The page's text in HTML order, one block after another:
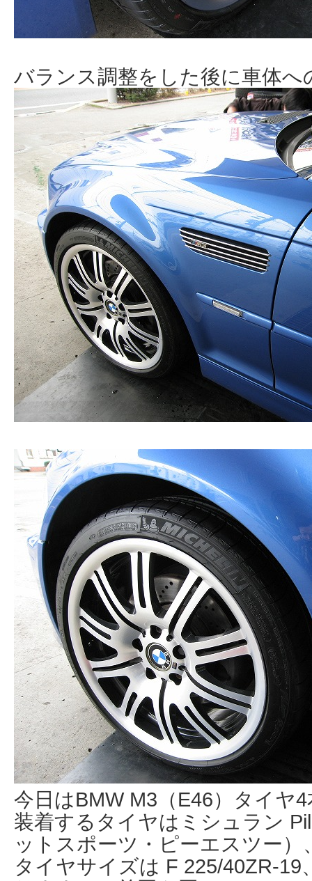
バランス調整をした後に車体へ
今日はBMW M3（E46）タイヤ
装着するタイヤはミシュラン
ットスポーツ・ピーエスツー）
タイヤサイズは F 225/40ZR-19